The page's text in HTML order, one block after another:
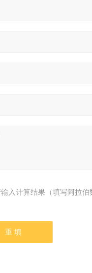
入计算结果（填写阿拉